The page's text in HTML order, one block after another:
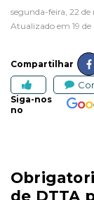
segunda-feira, 22
Atualizado em 19 de
Compartilhar
Siga-nos
no
de DTTA